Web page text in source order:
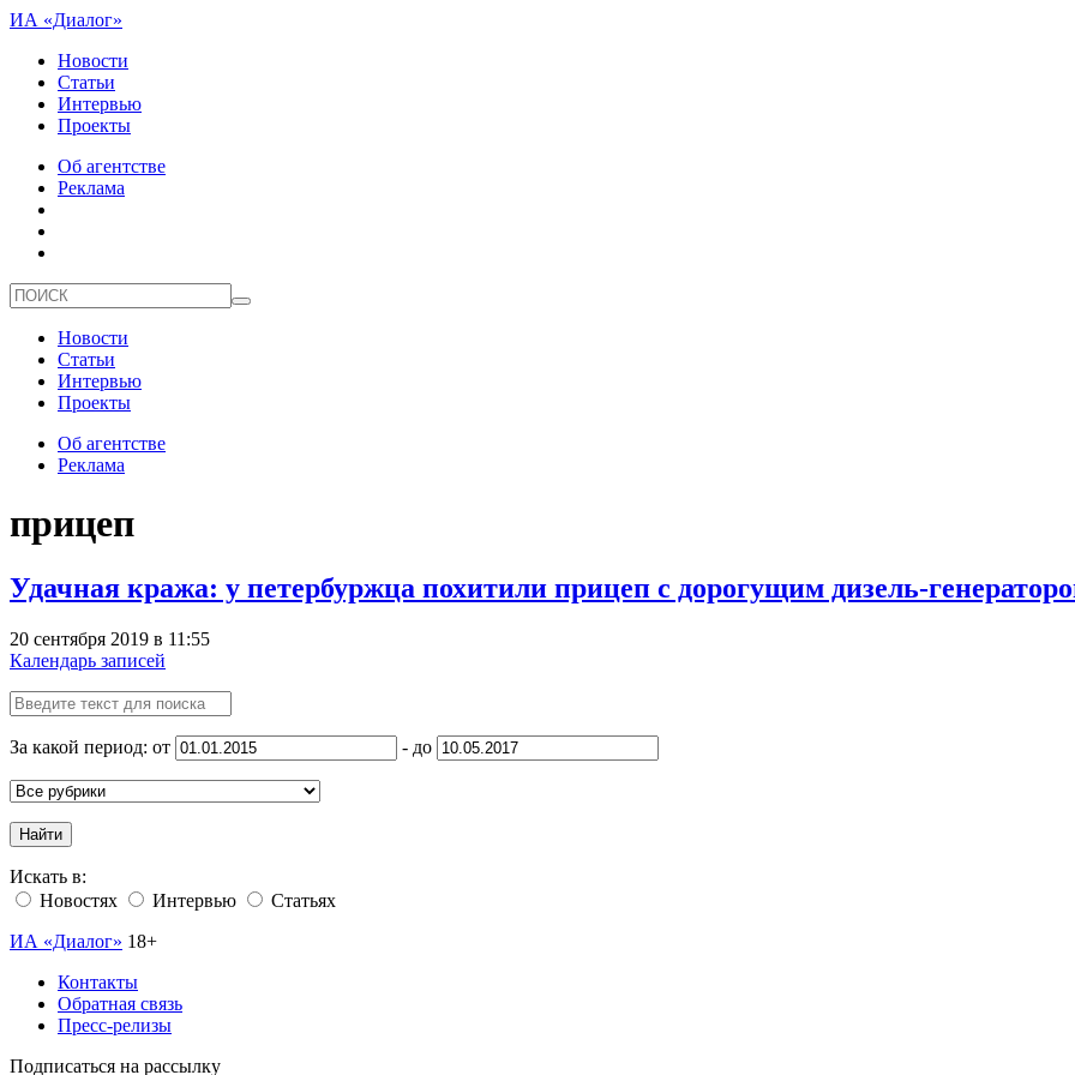
ИА «Диалог»
Новости
Статьи
Интервью
Проекты
Об агентстве
Реклама
Новости
Статьи
Интервью
Проекты
Об агентстве
Реклама
прицеп
Удачная кража: у петербуржца похитили прицеп с дорогущим дизель-
20 сентября 2019 в 11:55
Календарь записей
За какой период: от - до
Найти
Искать в:
Новостях
Интервью
Статьях
ИА «Диалог» 18+
Контакты
Обратная связь
Пресс-релизы
Подписаться на рассылку